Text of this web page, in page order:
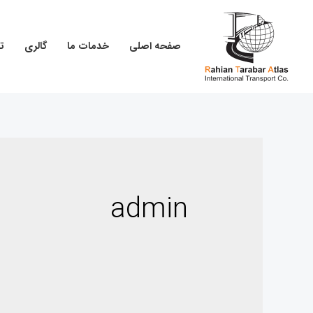
صفحه اصلی خدمات ما گالری
admin